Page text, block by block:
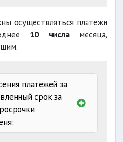
осуществляться платежи
10 числа месяца,
платежей за
срок за